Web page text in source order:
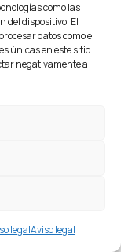
como las
del dispositivo. El
datos como el
únicas en este sitio.
negativamente a
legalAviso legal